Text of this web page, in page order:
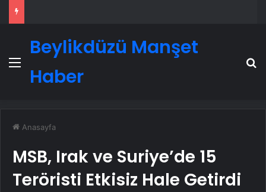
Menü
Beylikdüzü Manşet
Haber
Anasayfa
MSB, Irak ve Suriye’de 15
Teröristi Etkisiz Hale Getirdi